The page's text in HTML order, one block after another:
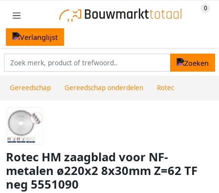
Gereedschap Gereedschap onderdelen Rotec
Rotec HM zaagblad voor NF-
metalen ø220x2 8x30mm Z=62 TF
neg 5551090